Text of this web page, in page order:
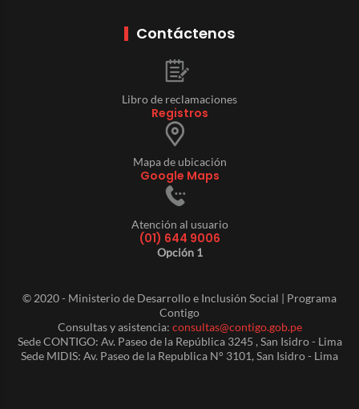
Contáctenos
Libro de reclamaciones
Registros
Mapa de ubicación
Google Maps
Atención al usuario
(01) 644 9006
Opción 1
© 2020 - Ministerio de Desarrollo e Inclusión Social | Programa
Contigo
Consultas y asistencia: consultas@contigo.gob.pe
Sede CONTIGO: Av. Paseo de la República 3245 , San Isidro - Lima
Sede MIDIS: Av. Paseo de la Republica N° 3101, San Isidro - Lima